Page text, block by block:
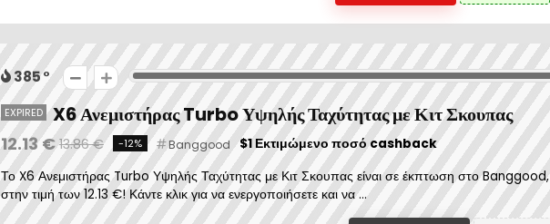
385
EXPIRED X6 Ανεμιστήρας Turbo Υψηλής Ταχύτητας με Κιτ Σκουπας
12.13 € 13.86 € -12% Banggood
$1 Εκτιμώμενο ποσό cashback
Το X6 Ανεμιστήρας Turbo Υψηλής Ταχύτητας με Κιτ Σκουπας είναι σε έκπτωση στο Banggood,
στην τιμή των 12.13 €! Κάντε κλικ για να ενεργοποιήσετε και να ...